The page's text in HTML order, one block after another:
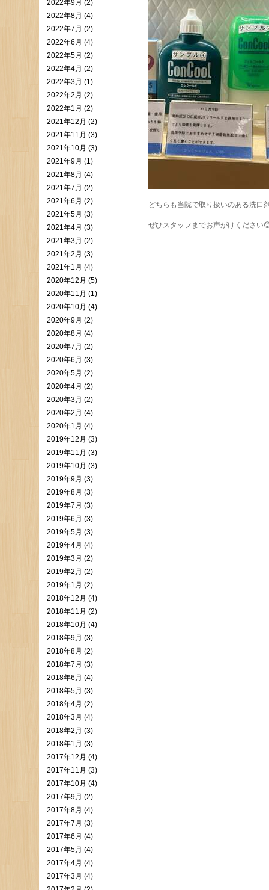
どちらも当院で取り扱いのある洗口
ぜひスタッフまでお声がけください
2022年9月 (2)
2022年8月 (4)
2022年7月 (2)
2022年6月 (4)
2022年5月 (2)
2022年4月 (2)
2022年3月 (1)
2022年2月 (2)
2022年1月 (2)
2021年12月 (2)
2021年11月 (3)
2021年10月 (3)
2021年9月 (1)
2021年8月 (4)
2021年7月 (2)
2021年6月 (2)
2021年5月 (3)
2021年4月 (3)
2021年3月 (2)
2021年2月 (3)
2021年1月 (4)
2020年12月 (5)
2020年11月 (1)
2020年10月 (4)
2020年9月 (2)
2020年8月 (4)
2020年7月 (2)
2020年6月 (3)
2020年5月 (2)
2020年4月 (2)
2020年3月 (2)
2020年2月 (4)
2020年1月 (4)
2019年12月 (3)
2019年11月 (3)
2019年10月 (3)
2019年9月 (3)
2019年8月 (3)
2019年7月 (3)
2019年6月 (3)
2019年5月 (3)
2019年4月 (4)
2019年3月 (2)
2019年2月 (2)
2019年1月 (2)
2018年12月 (4)
2018年11月 (2)
2018年10月 (4)
2018年9月 (3)
2018年8月 (2)
2018年7月 (3)
2018年6月 (4)
2018年5月 (3)
2018年4月 (2)
2018年3月 (4)
2018年2月 (3)
2018年1月 (3)
2017年12月 (4)
2017年11月 (3)
2017年10月 (4)
2017年9月 (2)
2017年8月 (4)
2017年7月 (3)
2017年6月 (4)
2017年5月 (4)
2017年4月 (4)
2017年3月 (4)